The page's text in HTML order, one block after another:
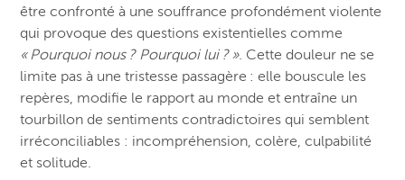
être confronté à une souffrance profondément violente
qui provoque des questions existentielles comme
« Pourquoi nous ? Pourquoi lui ? ». Cette douleur ne se
limite pas à une tristesse passagère : elle bouscule les
repères, modifie le rapport au monde et entraîne un
tourbillon de sentiments contradictoiresqui semblent
irréconciliables : incompréhension, colère, culpabilité
et solitude.